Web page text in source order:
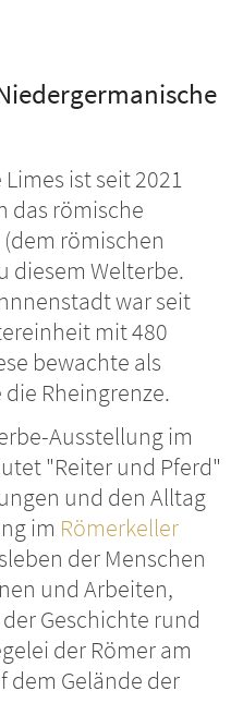
ist seit 2021
das römische
römischen
diesem Welterbe.
war seit
mit 480
bewachte als
Rheingrenze.
Ausstellung im
"Reiter und Pferd"
und den Alltag
im Römerkeller
der Menschen
und Arbeiten,
Geschichte rund
der Römer am
dem Gelände der